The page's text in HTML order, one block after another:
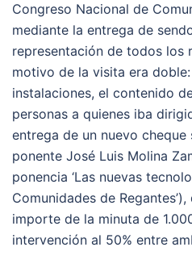
Congreso Nacional de
mediante la entrega de
representación de todos los
motivo de la visita era
instalaciones, el contenido
personas a quienes iba
entrega de un nuevo
ponente José Luis Molina
ponencia ‘Las nuevas
Comunidades de
importe de la minuta de
intervención al 50% entre